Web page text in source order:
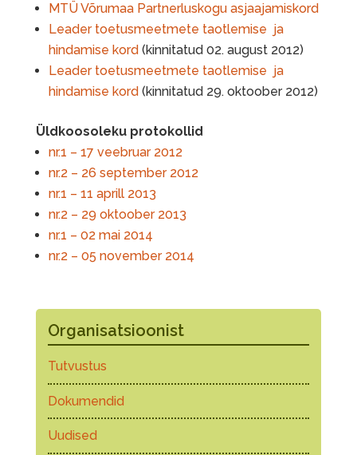
MTÜ Võrumaa Partnerluskogu asjaajamiskord
Leader toetusmeetmete taotlemise ja
hindamise kord(kinnitatud 02. august 2012)
Leader toetusmeetmete taotlemise ja
hindamise kord(kinnitatud 29. oktoober 2012)
Üldkoosoleku protokollid
nr.1 – 17 veebruar 2012
nr.2 – 26 september 2012
nr.1 – 11 aprill 2013
nr.2 – 29 oktoober 2013
nr.1 – 02 mai 2014
nr.2 – 05 november 2014
Organisatsioonist
Tutvustus
Dokumendid
Uudised